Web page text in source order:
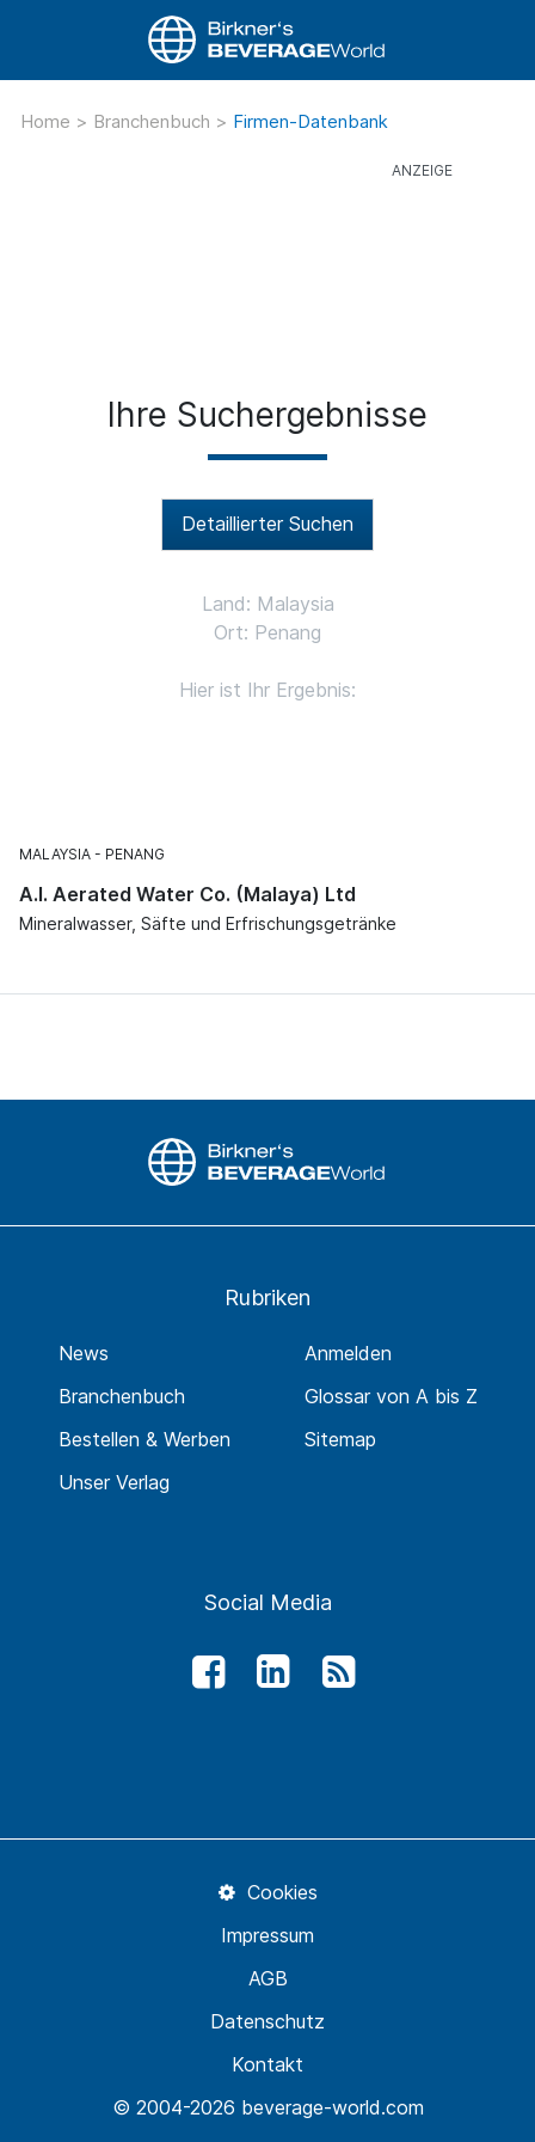
Home > Branchenbuch > Firmen-Datenbank
Ihre Suchergebnisse
Detaillierter Suchen
Land: Malaysia
Ort: Penang
Hier ist Ihr Ergebnis:
MALAYSIA PENANG
A.I. Aerated Water Co. (Malaya) Ltd
Mineralwasser, Säfte und Erfrischungsgetränke
Rubriken
News
Branchenbuch
Bestellen & Werben
Unser Verlag
Anmelden
Glossar von A bis Z
Sitemap
Social Media
© 2004-2026 beverage-world.com
Kontakt
Datenschutz
AGB
Impressum
Cookies